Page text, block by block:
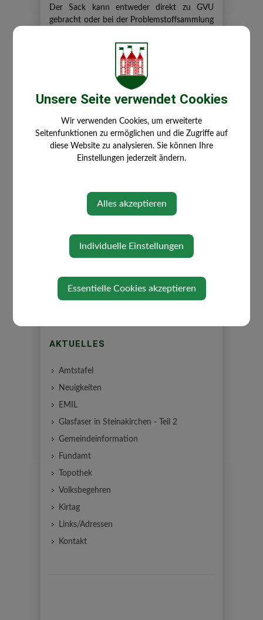
Der Sack kann entweder direkt zu GVU
gebracht oder bei der Problemstoffsammlung
Die Kleidungsstücke werden weiter
ALTTEXTILIEN-FLYER
Mittwoch, 08. Juli 2026
AKTUELLES
Amtstafel
Neuigkeiten
EMIL
Glasfaser in Steinakirchen - Teil 2
Gemeindeinformation
Fundamt
Topothek
Volksbegehren
Kirtag
Links/Adressen
Kontakt
Unsere Seite verwendet Cookies
Wir verwenden Cookies, um erweiterte
Seitenfunktionen zu ermöglichen und die Zugriffe auf
diese Website zu analysieren. Sie können Ihre
Einstellungen jederzeit ändern.
Alles akzeptieren
Individuelle Einstellungen
Essentielle Cookies akzeptieren